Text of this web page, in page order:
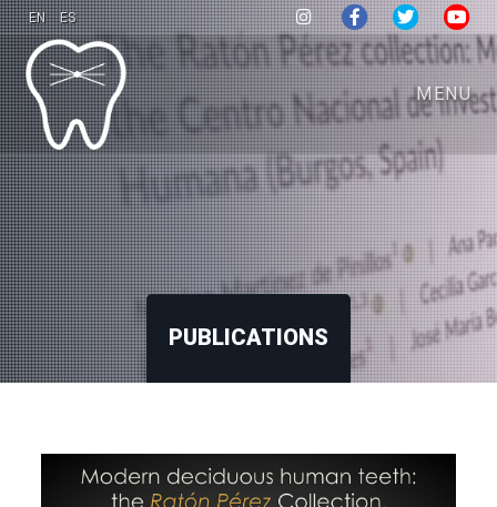
EN ES
MENU
PUBLICATIONS